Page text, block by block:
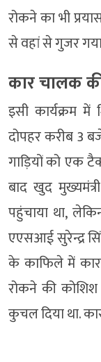
रोकने का भी
से वहां से गुजर
कार चालक
इसी कार्यक्रम
दोपहर करीब 3
गाड़ियों को एक
बाद खुद
पहुंचाया था,
एएसआई सुरेन्द्र
के काफिले में
रोकने की कोशिश
कुचल दिया था.